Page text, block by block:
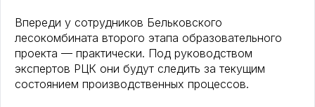
Впереди у сотрудников Бельковского
лесокомбината второго этапа образовательного
проекта — практически. Под руководством
экспертов РЦК они будут следить за текущим
состоянием производственных процессов.